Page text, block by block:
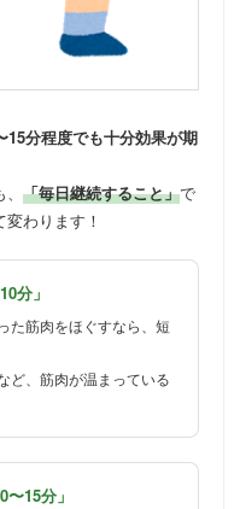
15分程度でも十分効果が期
、「毎日継続すること」で
わります！
分」
た筋肉をほぐすなら、短
ど、筋肉が温まっている
15分」